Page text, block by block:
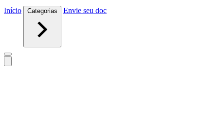
Início Categorias Envie seu doc